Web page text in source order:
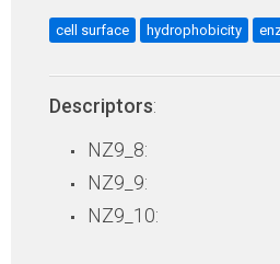
cell surface hydrophobicity
Descriptors:
NZ9_8:
NZ9_9:
NZ9_10: